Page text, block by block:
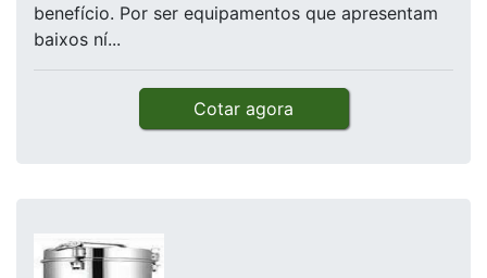
benefício. Por ser equipamentos que apresentam
baixos ní...
Cotar agora